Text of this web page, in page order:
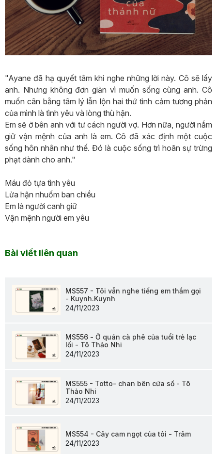
"Ayane đã hạ quyết tâm khi nghe những lời này. Cô sẽ lấy
anh. Nhưng không đơn giản vì muốn sống cùng anh. Cô
muốn cân bằng tâm lý lẫn lộn hai thứ tình cảm tương phản
của mình là tình yêu và lòng thù hận.
Em sẽ ở bên anh với tư cách người vợ. Hơn nữa, người nắm
giữ vận mệnh của anh là em. Cô đã xác định một cuộc
sống hôn nhân như thế. Đó là cuộc sống trì hoãn sự trừng
phạt dành cho anh."
Máu đỏ tựa tình yêu
Lửa hận nhuốm ban chiều
Em là người canh giữ
Vận mệnh người em yêu
Bài viết liên quan
MS557 - Tôi vẫn nghe tiếng em thầm gọi
- Kuynh.Kuynh
24/11/2023
MS556 - Ở quán cà phê của tuổi trẻ lạc
lối - Tô Thảo Nhi
24/11/2023
MS555 - Totto- chan bên cửa sổ - Tô
Thảo Nhi
24/11/2023
MS554 - Cây cam ngọt của tôi - Trâm
24/11/2023